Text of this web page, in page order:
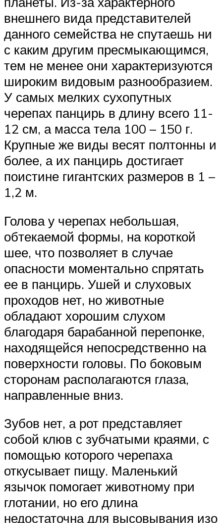
внешнего вида представителей
данного семейства не спутаешь ни
с каким другим пресмыкающимся,
тем не менее они характеризуются
широким видовым разнообразием.
У самых мелких сухопутных
черепах панцирь в длину всего 11-
12 см, а масса тела 100 – 150 г.
Крупные же виды весят полтонны и
более, а их панцирь достигает
поистине гигантских размеров в 1 –
1,2 м.
Голова у черепах небольшая,
обтекаемой формы, на короткой
шее, что позволяет в случае
опасности моментально спрятать
ее в панцирь. Ушей и слуховых
проходов нет, но животные
обладают хорошим слухом
благодаря барабанной перепонке,
находящейся непосредственно на
поверхности головы. По боковым
сторонам располагаются глаза,
направленные вниз.
Зубов нет, а рот представляет
собой клюв с зубчатыми краями, с
помощью которого черепаха
откусывает пищу. Маленький
язычок помогает животному при
глотании, но его длина
недостаточна для высовывания изо